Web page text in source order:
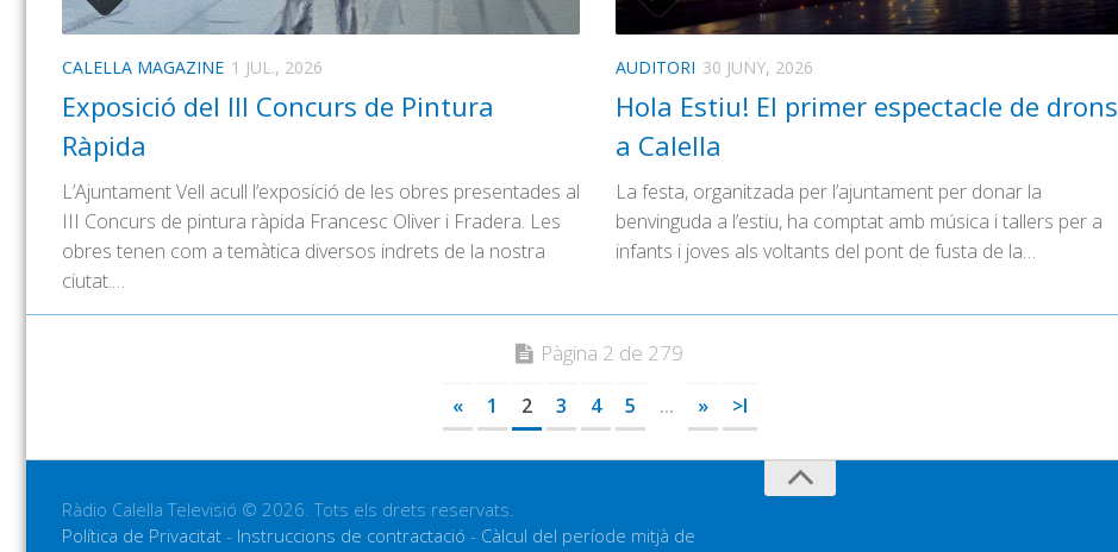
CALELLA MAGAZINE 1 JUL., 2026
Exposició del III Concurs de Pintura
Ràpida
L’Ajuntament Vell acull l’exposició de les obres presentades al
III Concurs de pintura ràpida Francesc Oliver i Fradera. Les
obres tenen com a temàtica diversos indrets de la nostra
ciutat.…
AUDITORI 30 JUNY, 2026
Hola Estiu! El primer espectacle de drons
a Calella
La festa, organitzada per l’ajuntament per donar la
benvinguda a l’estiu, ha comptat amb música i tallers per a
infants i joves als voltants del pont de fusta de la…
Pàgina 2 de 279
« 1 2 3 4 5 ... » >I
Ràdio Calella Televisió © 2026. Tots els drets reservats.
Política de Privacitat - Instruccions de contractació - Càlcul del període mitjà de